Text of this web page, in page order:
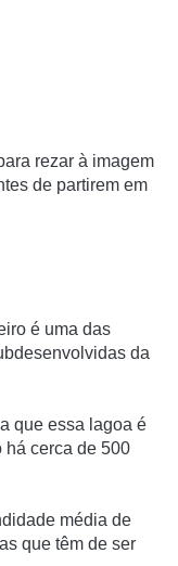
rezar à imagem
de partirem em
é uma das
da
que essa lagoa é
há cerca de 500
média de
que têm de ser